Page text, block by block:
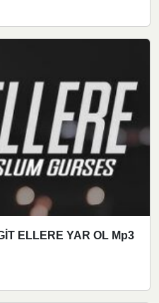
ELLERE YAR OL Mp3